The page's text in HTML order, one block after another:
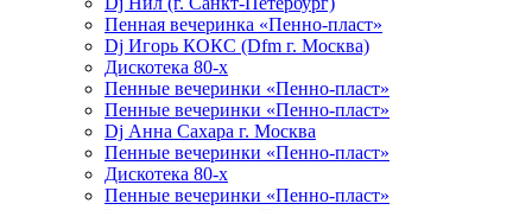
Пенная вечеринка «Пенно-пласт»
Dj Игорь КОКС (Dfm г. Москва)
Дискотека 80-х
Пенные вечеринки «Пенно-пласт»
Пенные вечеринки «Пенно-пласт»
Dj Анна Сахара г. Москва
Пенные вечеринки «Пенно-пласт»
Дискотека 80-х
Пенные вечеринки «Пенно-пласт»